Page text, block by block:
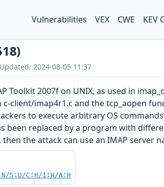
Vulnerabilities VEX CWE KEV
2024-08-05 11:37
Toolkit 2007f on UNIX, as used in
client/imap4r1.c and the tcp_aopen
to execute arbitrary OS
been replaced by a program with
the attack can use an IMAP server
S:U/C:H/I:H/A:H